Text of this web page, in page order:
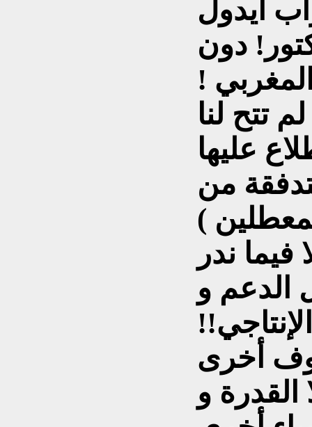
ايدول
دون
!
تتح لنا
عليها
من
)
ندر
الدعم و
أخرى
القدرة و